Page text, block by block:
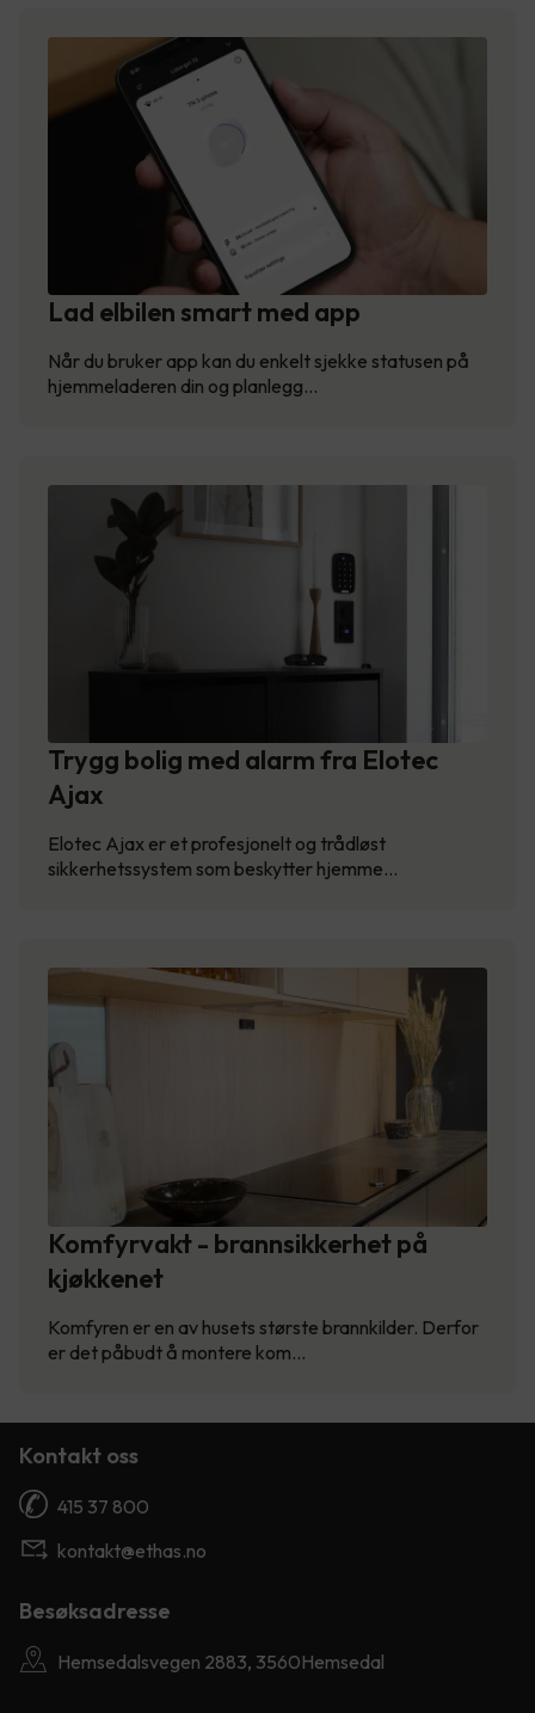
Lad elbilen smart med app
Når du bruker app kan du enkelt sjekke statusen på
hjemmeladeren din og planlegg…
Trygg bolig med alarm fra Elotec
Ajax
Elotec Ajax er et profesjonelt og trådløst
sikkerhetssystem som beskytter hjemme…
Komfyrvakt - brannsikkerhet på
kjøkkenet
Komfyren er en av husets største brannkilder. Derfor
er det påbudt å montere kom…
Kontakt oss
415 37 800
kontakt@ethas.no
Besøksadresse
Hemsedalsvegen 2883, 3560Hemsedal